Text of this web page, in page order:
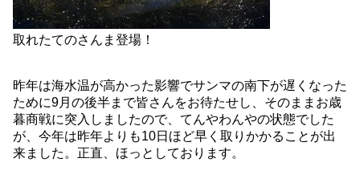
取れたてのさんま登場！
昨年は海水温が高かった影響でサンマの南下が遅くなった
ために9月の後半まで皆さんをお待たせし、そのままお歳
暮商戦に突入しましたので、てんやわんやの状態でした
が、今年は昨年よりも10日ほど早く取りかかることが出
来ました。正直、ほっとしております。